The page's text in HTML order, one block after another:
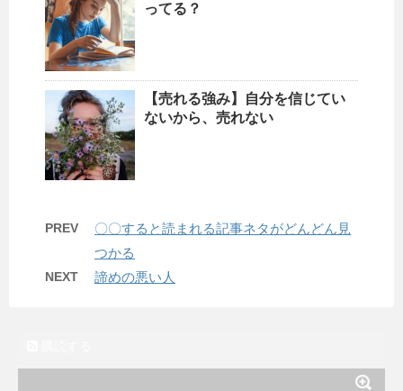
ってる？
【売れる強み】自分を信じてい
ないから、売れない
PREV
〇〇すると読まれる記事ネタがどんどん見
つかる
NEXT 諦めの悪い人